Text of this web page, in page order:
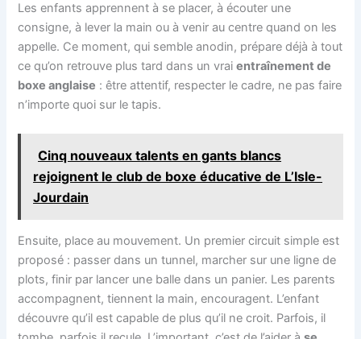
Les enfants apprennent à se placer, à écouter une
consigne, à lever la main ou à venir au centre quand on les
appelle. Ce moment, qui semble anodin, prépare déjà à tout
ce qu’on retrouve plus tard dans un vraientraînement de
boxe anglaise : être attentif, respecter le cadre, ne pas faire
n’importe quoi sur le tapis.
Cinq nouveaux talents en gants blancs
rejoignent le club de boxe éducative de L’Isle-
Jourdain
Ensuite, place au mouvement. Un premier circuit simple est
proposé : passer dans un tunnel, marcher sur une ligne de
plots, finir par lancer une balle dans un panier. Les parents
accompagnent, tiennent la main, encouragent. L’enfant
découvre qu’il est capable de plus qu’il ne croit. Parfois, il